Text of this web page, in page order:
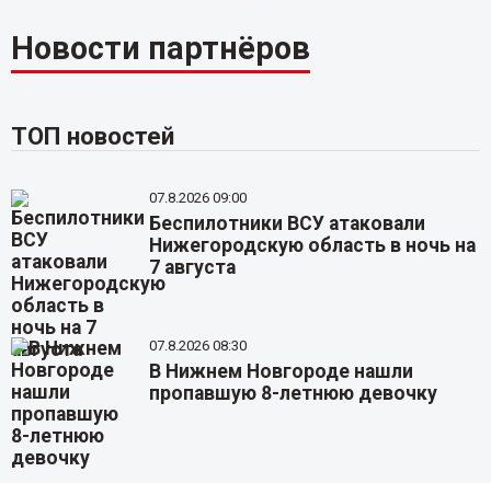
Новости партнёров
ТОП новостей
07.8.2026 09:00
Беспилотники ВСУ атаковали
Нижегородскую область в ночь на
7 августа
07.8.2026 08:30
В Нижнем Новгороде нашли
пропавшую 8-летнюю девочку